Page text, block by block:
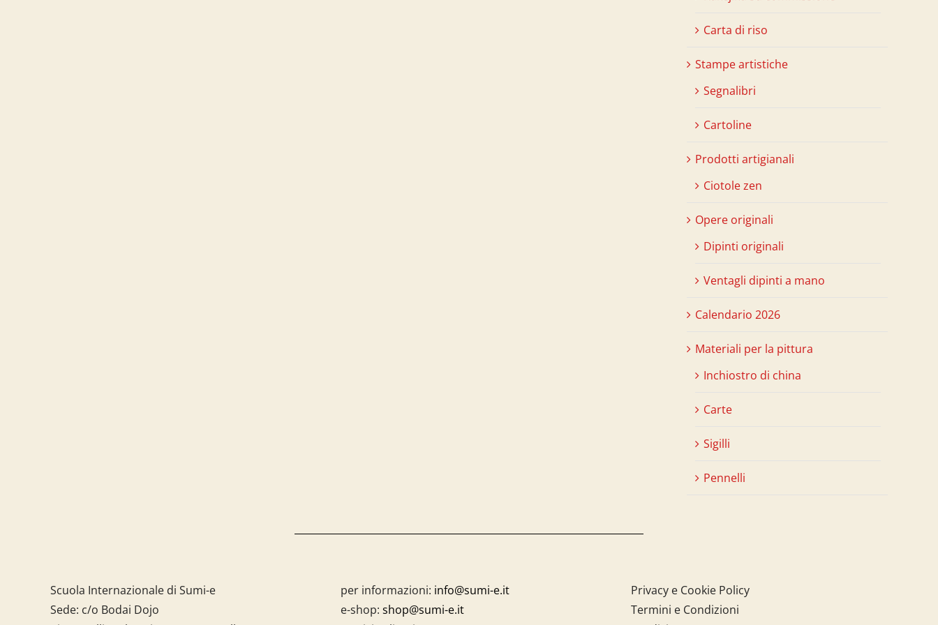
Carta di riso
Stampe artistiche
Segnalibri
Cartoline
Prodotti artigianali
Ciotole zen
Opere originali
Dipinti originali
Ventagli dipinti a mano
Calendario 2026
Materiali per la pittura
Inchiostro di china
Carte
Sigilli
Pennelli
Scuola Internazionale di Sumi-e
Sede: c/o Bodai Dojo
per informazioni: info@sumi-e.it
e-shop: shop@sumi-e.it
Privacy e Cookie Policy
Termini e Condizioni